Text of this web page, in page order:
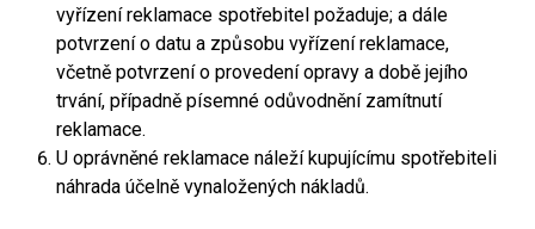
vyřízení reklamace spotřebitel požaduje; a dále
potvrzení o datu a způsobu vyřízení reklamace,
včetně potvrzení o provedení opravy a době jejího
trvání, případně písemné odůvodnění zamítnutí
reklamace.
U oprávněné reklamace náleží kupujícímu spotřebiteli
náhrada účelně vynaložených nákladů.